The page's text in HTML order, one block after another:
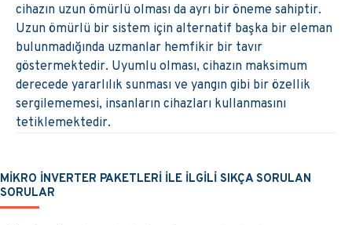
cihazın uzun ömürlü olması da ayrı bir öneme sahiptir.
Uzun ömürlü bir sistem için alternatif başka bir eleman
bulunmadığında uzmanlar hemfikir bir tavır
göstermektedir. Uyumlu olması, cihazın maksimum
derecede yararlılık sunması ve yangın gibi bir özellik
sergilememesi, insanların cihazları kullanmasını
tetiklemektedir.
MİKRO İNVERTER PAKETLERİ İLE İLGİLİ SIKÇA SORULAN
SORULAR